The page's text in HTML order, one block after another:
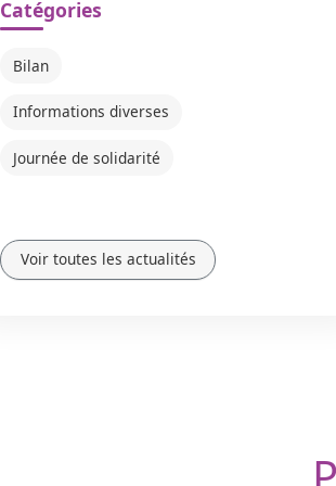
Catégories
Bilan
Informations diverses
Journée de solidarité
Voir toutes les actualités